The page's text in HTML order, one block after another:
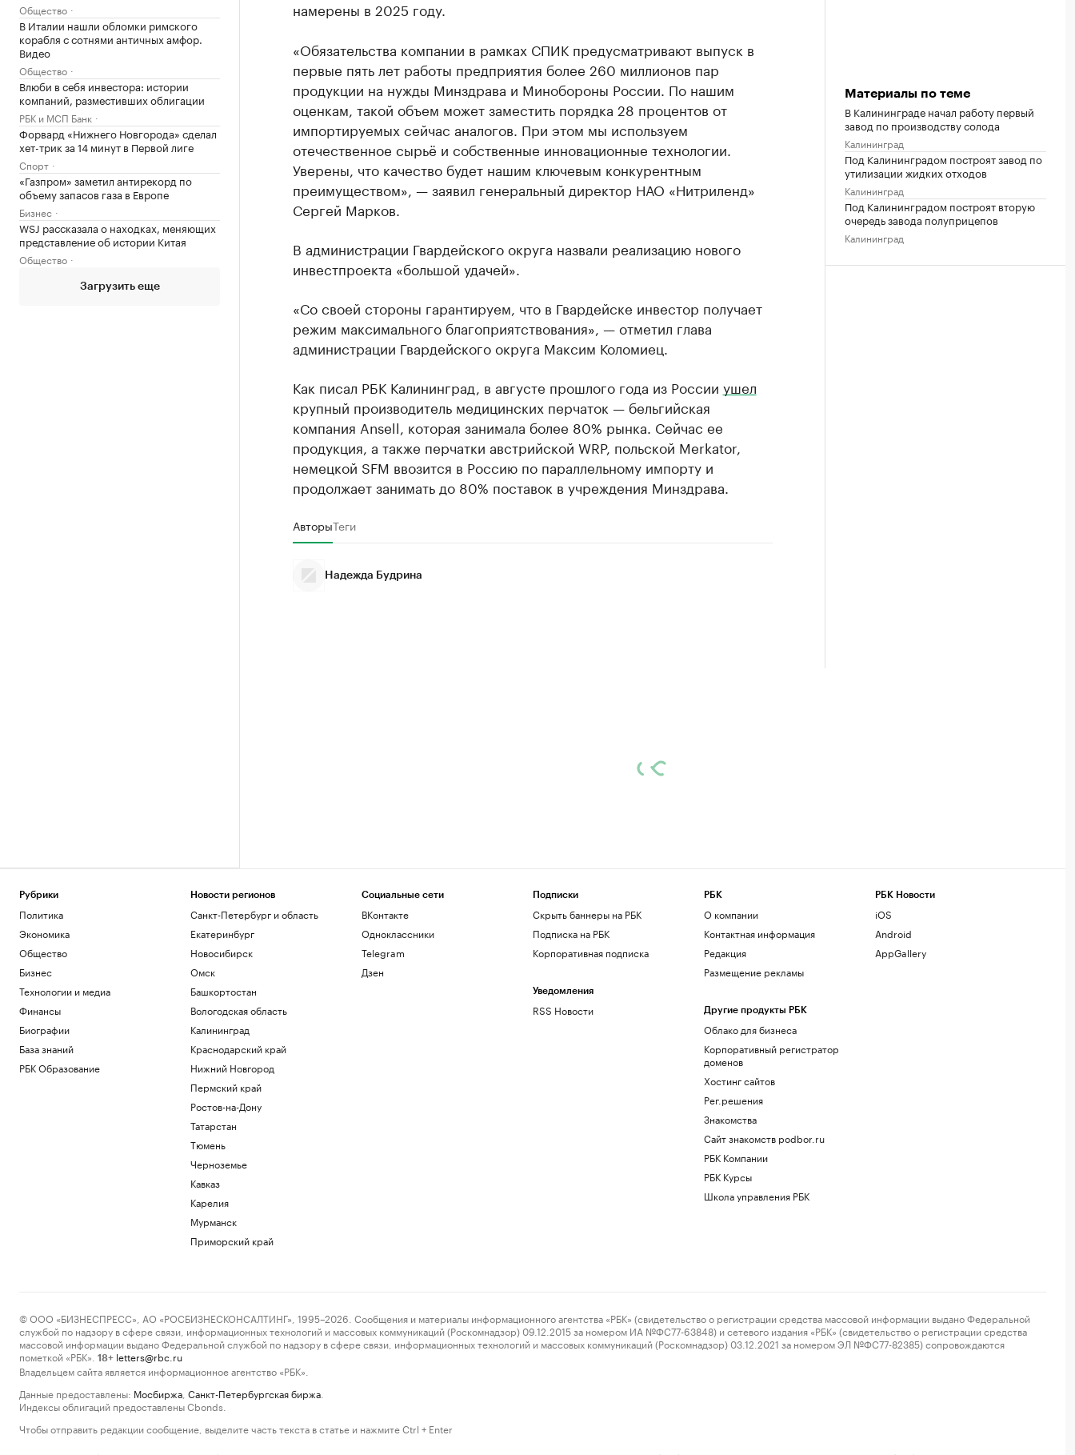
Общество
В Италии нашли обломки римского
корабля с сотнями античных амфор.
Видео
Общество
Влюби в себя инвестора: истории
компаний, разместивших облигации
РБК и МСП Банк
Форвард «Нижнего Новгорода» сделал
хет-трик за 14 минут в Первой лиге
Спорт
«Газпром» заметил антирекорд по
объему запасов газа в Европе
Бизнес
WSJ рассказала о находках, меняющих
представление об истории Китая
Общество
Загрузить еще
намерены в 2025 году.
«Обязательства компании в рамках СПИК предусматривают выпуск в
первые пять лет работы предприятия более 260 миллионов пар
продукции на нужды Минздрава и Минобороны России. По нашим
оценкам, такой объем может заместить порядка 28 процентов от
импортируемых сейчас аналогов. При этом мы используем
отечественное сырьё и собственные инновационные технологии.
Уверены, что качество будет нашим ключевым конкурентным
преимуществом», — заявил генеральный директор НАО «Нитриленд»
Сергей Марков.
В администрации Гвардейского округа назвали реализацию нового
инвестпроекта «большой удачей».
«Со своей стороны гарантируем, что в Гвардейске инвестор получает
режим максимального благоприятствования», — отметил глава
администрации Гвардейского округа Максим Коломиец.
Как писал РБК Калининград, в августе прошлого года из России ушел
крупный производитель медицинских перчаток — бельгийская
компания Ansell, которая занимала более 80% рынка. Сейчас ее
продукция, а также перчатки австрийской WRP, польской Merkator,
немецкой SFM ввозится в Россию по параллельному импорту и
продолжает занимать до 80% поставок в учреждения Минздрава.
АвторыТеги
Надежда Будрина
Материалы по теме
В Калининграде начал работу первый
завод по производству солода
Калининград
Под Калининградом построят завод по
утилизации жидких отходов
Калининград
Под Калининградом построят вторую
очередь завода полуприцепов
Калининград
Рубрики
Политика
Экономика
Общество
Бизнес
Технологии и медиа
Финансы
Биографии
База знаний
РБК Образование
Новости регионов
Санкт-Петербург и область
Екатеринбург
Новосибирск
Омск
Башкортостан
Вологодская область
Калининград
Краснодарский край
Нижний Новгород
Пермский край
Ростов-на-Дону
Татарстан
Тюмень
Черноземье
Кавказ
Карелия
Мурманск
Приморский край
Социальные сети
ВКонтакте
Одноклассники
Telegram
Дзен
Подписки
Скрыть баннеры на РБК
Подписка на РБК
Корпоративная подписка
Уведомления
RSS Новости
РБК
О компании
Контактная информация
Редакция
Размещение рекламы
Другие продукты РБК
Облако для бизнеса
Корпоративный регистратор
доменов
Хостинг сайтов
Рег.решения
Знакомства
Сайт знакомств podbor.ru
РБК Компании
РБК Курсы
Школа управления РБК
РБК Новости
iOS
Android
AppGallery
© ООО «БИЗНЕСПРЕСС», АО «РОСБИЗНЕСКОНСАЛТИНГ», 1995–2026. Сообщения и материалы информационного агентства «РБК» (свидетельство о регистрации средства массовой информации выдано Федеральной
службой по надзору в сфере связи, информационных технологий и массовых коммуникаций (Роскомнадзор) 09.12.2015 за номером ИА №ФС77-63848) и сетевого издания «РБК» (свидетельство о регистрации средства
массовой информации выдано Федеральной службой по надзору в сфере связи, информационных технологий и массовых коммуникаций (Роскомнадзор) 03.12.2021 за номером ЭЛ №ФС77-82385) сопровождаются
пометкой «РБК».
18+ letters@rbc.ru
Владельцем сайта является информационное агентство «РБК».
Данные предоставлены: Мосбиржа Санкт-Петербургская биржа
Индексы облигаций предоставлены Cbonds.
Чтобы отправить редакции сообщение, выделите часть текста в статье и нажмите Ctrl + Enter